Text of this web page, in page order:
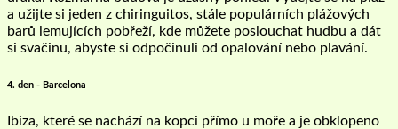
a užijte si jeden z chiringuitos, stále populárních plážových
barů lemujících pobřeží, kde můžete poslouchat hudbu a dát
si svačinu, abyste si odpočinuli od opalování nebo plavání.
4. den - Barcelona
Ibiza, které se nachází na kopci přímo u moře a je obklopeno